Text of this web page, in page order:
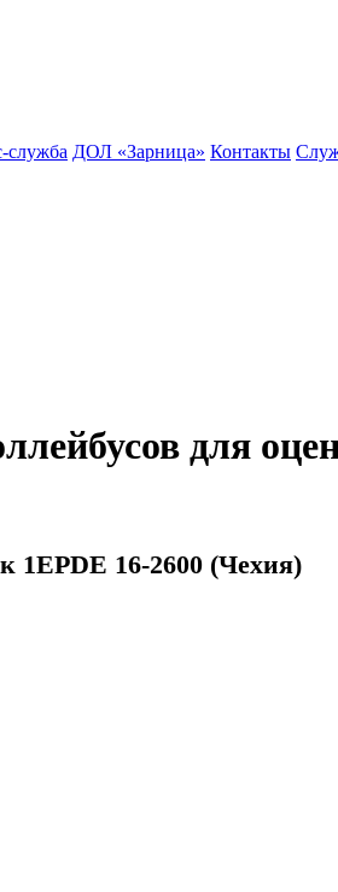
служба ДОЛ «Зарница» Контакты
для
1EPDE 16-2600 (Чехия)